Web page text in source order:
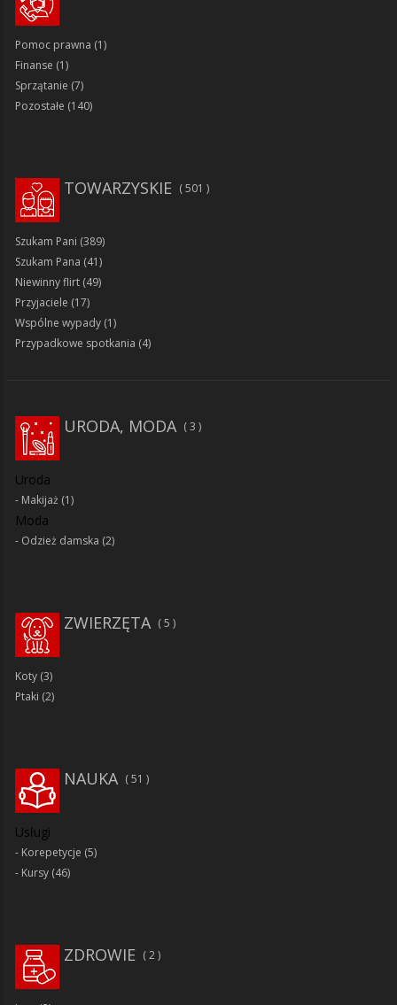
Pomoc prawna (1)
Finanse (1)
Sprzątanie (7)
Pozostałe (140)
TOWARZYSKIE 501
Szukam Pani (389)
Szukam Pana (41)
Niewinny flirt (49)
Przyjaciele (17)
Wspólne wypady (1)
Przypadkowe spotkania (4)
URODA, MODA 3
Uroda
Makijaż (1)
Moda
Odzież damska (2)
ZWIERZĘTA 5
Koty (3)
Ptaki (2)
51
NAUKA
Usługi
Korepetycje (5)
Kursy (46)
ZDROWIE 2